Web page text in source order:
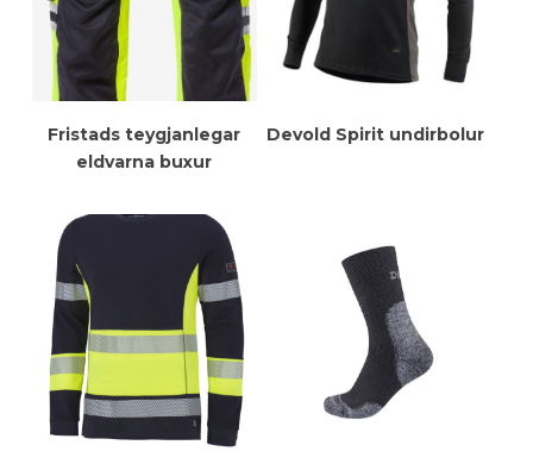
Meiri Upplýsingar
Fristads teygjanlegar
eldvarna buxur
Meiri Upplýsingar
Devold Spirit undirbolur